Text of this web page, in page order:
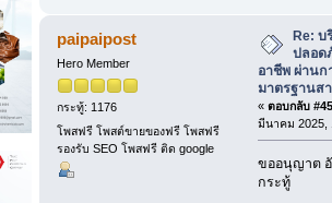
paipaipost
Hero Member
กระทู้: 1176
โพสฟรี โพสต์ขายของฟรี โพสฟรี
รองรับ SEO โพสฟรี ติด google
Re: บ
ปลอด
อาชีพ ผ่านก
มาตรฐานส
« ตอบกลับ
มีนาคม 2025,
ขออนุญาต อั
กระทู้